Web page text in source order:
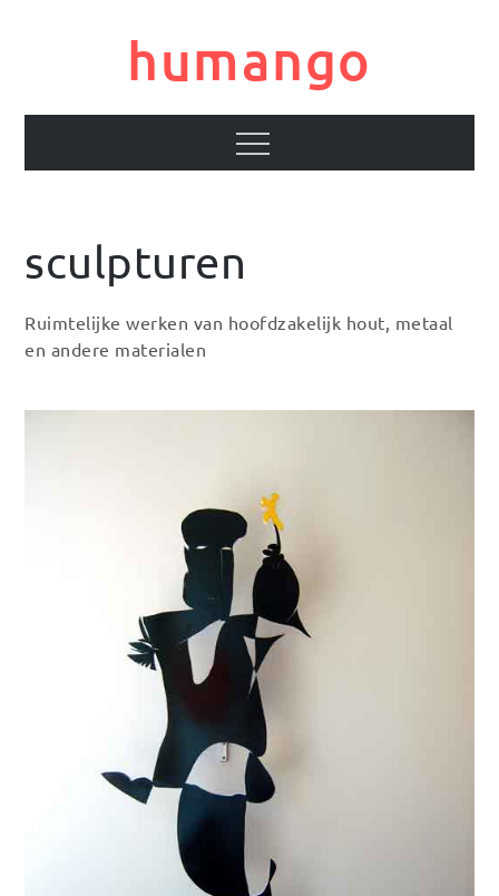
humango
Menu
sculpturen
Ruimtelijke werken van hoofdzakelijk hout, metaal
en andere materialen